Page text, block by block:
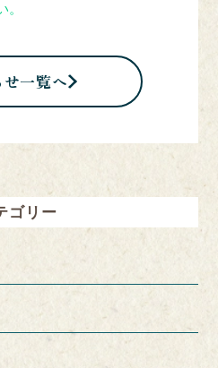
一覧へ
ゴリー